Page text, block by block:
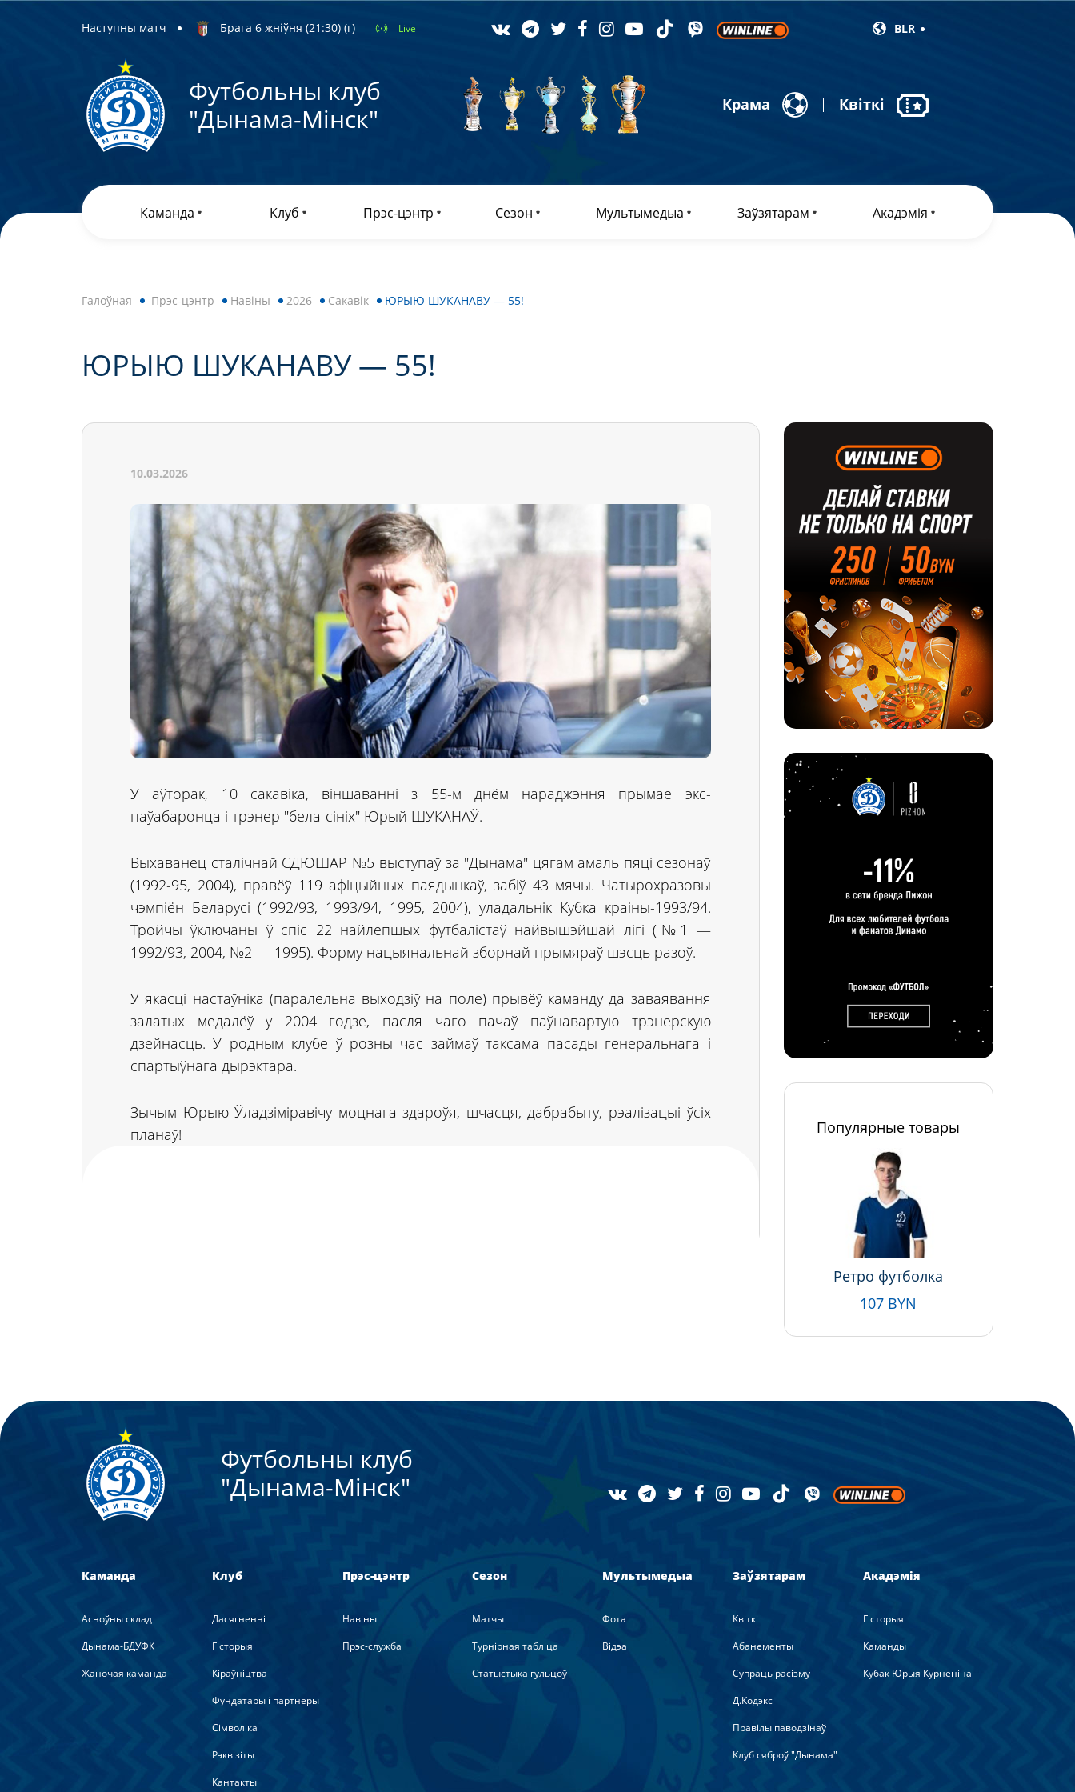
Наступны матч Брага 6 жніўня (21:30) (г) Live BLR
Футбольны клуб
"Дынама-Мiнск"
Крама Квіткі
Каманда Клуб Прэс-цэнтр Сезон Мультымедыа Заўзятарам Акадэмія
Галоўная Прэс-цэнтр Навiны 2026 Сакавік ЮРЫЮ ШУКАНАВУ — 55!
ЮРЫЮ ШУКАНАВУ — 55!
10.03.2026
У аўторак, 10 сакавіка, віншаванні з 55-м днём нараджэння прымае экс-
паўабаронца і трэнер "бела-сініх" Юрый ШУКАНАЎ.
Выхаванец сталічнай СДЮШАР №5 выступаў за "Дынама" цягам амаль пяці сезонаў
(1992-95, 2004), правёў 119 афіцыйных паядынкаў, забіў 43 мячы. Чатырохразовы
чэмпіён Беларусі (1992/93, 1993/94, 1995, 2004), уладальнік Кубка краіны-1993/94.
Тройчы ўключаны ў спіс 22 найлепшых футбалістаў найвышэйшай лігі (№1 —
1992/93, 2004, №2 — 1995). Форму нацыянальнай зборнай прымяраў шэсць разоў.
У якасці настаўніка (паралельна выходзіў на поле) прывёў каманду да заваявання
залатых медалёў у 2004 годзе, пасля чаго пачаў паўнавартую трэнерскую
дзейнасць. У родным клубе ў розны час займаў таксама пасады генеральнага і
спартыўнага дырэктара.
Зычым Юрыю Ўладзіміравічу моцнага здароўя, шчасця, дабрабыту, рэалізацыі ўсіх
планаў!
Популярные товары
Ретро футболка
107 BYN
Футбольны клуб
"Дынама-Мiнск"
Каманда
Асноўны склад
Дынама-БДУФК
Жаночая каманда
Клуб
Дасягненні
Гісторыя
Кіраўніцтва
Фундатары і партнёры
Сімволіка
Рэквізіты
Кантакты
Прэс-цэнтр
Навiны
Прэс-служба
Сезон
Матчы
Турнірная табліца
Статыстыка гульцоў
Мультымедыа
Фота
Вiдэа
Заўзятарам
Квіткі
Абанементы
Супраць расізму
Д.Кодэкс
Правілы паводзінаў
Клуб сяброў "Дынама"
Акадэмія
Гісторыя
Каманды
Кубак Юрыя Курненіна